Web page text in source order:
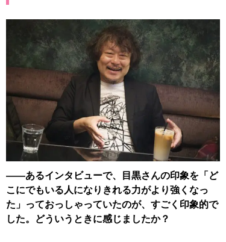
――あるインタビューで、目黒さんの印象を「ど
こにでもいる人になりきれる力がより強くなっ
た」っておっしゃっていたのが、すごく印象的で
した。どういうときに感じましたか？